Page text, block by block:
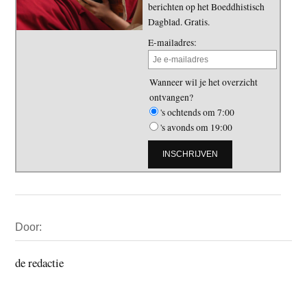
berichten op het Boeddhistisch
Dagblad. Gratis.
E-mailadres:
Wanneer wil je het overzicht
ontvangen?
's ochtends om 7:00
's avonds om 19:00
Sidebar
Door:
de redactie